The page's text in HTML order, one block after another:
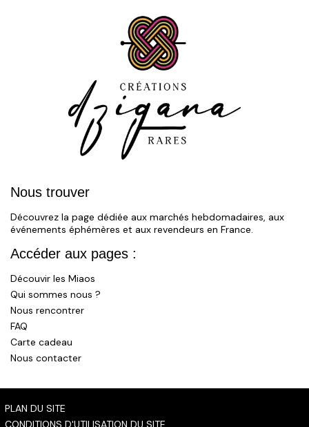
Nous trouver
Découvrez la page dédiée aux marchés hebdomadaires, aux
événements éphémères et aux revendeurs en France.
Accéder aux pages :
Découvir les Miaos
Qui sommes nous ?
Nous rencontrer
FAQ
Carte cadeau
Nous contacter
PLAN DU SITE
CONDITIONS D'UTILISATION DU SITE